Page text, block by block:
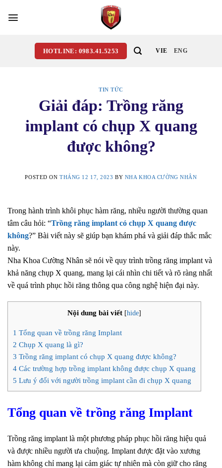
HOTLINE: 0983.41.5253 VIE ENG
TIN TỨC
Giải đáp: Trồng răng
implant có chụp X quang
được không?
POSTED ONTHÁNG 12 17, 2023 BY NHA KHOA CƯỜNG NHÂN
Trong hành trình khôi phục hàm răng, nhiều người thường quan
tâm câu hỏi: “Trồng răng implant có chụp X quang được
không?” Bài viết này sẽ giúp bạn khám phá và giải đáp thắc mắc
này.
Nha Khoa Cường Nhân sẽ nói về quy trình trồng răng implant và
khả năng chụp X quang, mang lại cái nhìn chi tiết và rõ ràng nhất
về quá trình phục hồi răng thông qua công nghệ hiện đại này.
Nội dung bài viết [hide]
1 Tổng quan về trồng răng Implant
2 Chụp X quang là gì?
3 Trồng răng implant có chụp X quang được không?
4 Các trường hợp trồng implant không được chụp X quang
5 Lưu ý đối với người trồng implant cần đi chụp X quang
Tổng quan về trồng răng Implant
Trồng răng implant là một phương pháp phục hồi răng hiệu quả
và được nhiều người ưa chuộng. Implant được đặt vào xương
hàm không chỉ mang lại cảm giác tự nhiên mà còn giữ cho răng